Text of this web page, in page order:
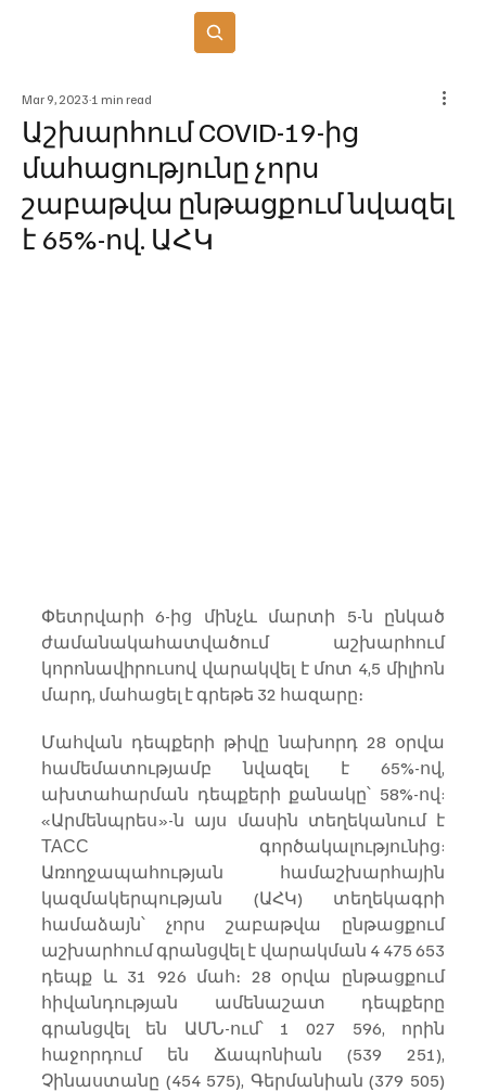
Աշխարհում COVID-19-ից
մահացությունը չորս
շաբաթվա ընթացքում նվազել
է 65%-ով. ԱՀԿ
Mar 9, 2023 1 min read
Փետրվարի 6-ից մինչև մարտի 5-ն ընկած
ժամանակահատվածում աշխարհում
կորոնավիրուսով վարակվել է մոտ 4,5 միլիոն
մարդ, մահացել է գրեթե 32 հազարը։
Մահվան դեպքերի թիվը նախորդ 28 օրվա
համեմատությամբ նվազել է 65%-ով,
ախտահարման դեպքերի քանակը՝ 58%-ով:
«Արմենպրես»-ն այս մասին տեղեկանում է
ТАСС գործակալությունից:
Առողջապահության համաշխարհային
կազմակերպության (ԱՀԿ) տեղեկագրի
համաձայն՝ չորս շաբաթվա ընթացքում
աշխարհում գրանցվել է վարակման 4 475 653
դեպք և 31 926 մահ։ 28 օրվա ընթացքում
հիվանդության ամենաշատ դեպքերը
գրանցվել են ԱՄՆ-ում՝ 1 027 596, որին
հաջորդում են Ճապոնիան (539 251),
Չինաստանը (454 575), Գերմանիան (379 505)